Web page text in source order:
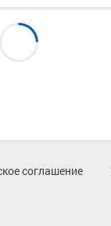
соглашение